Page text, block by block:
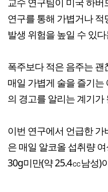
연구를 통해 가볍거나
발생 위험을 높일 수 있
폭주보다 적은 음주는
매일 가볍게 술을 즐기
의 경고를 알리는 계기가
이번 연구에서 언급한
은 매일 알코올 섭취량
30g미만(약 25.4㏄남성)